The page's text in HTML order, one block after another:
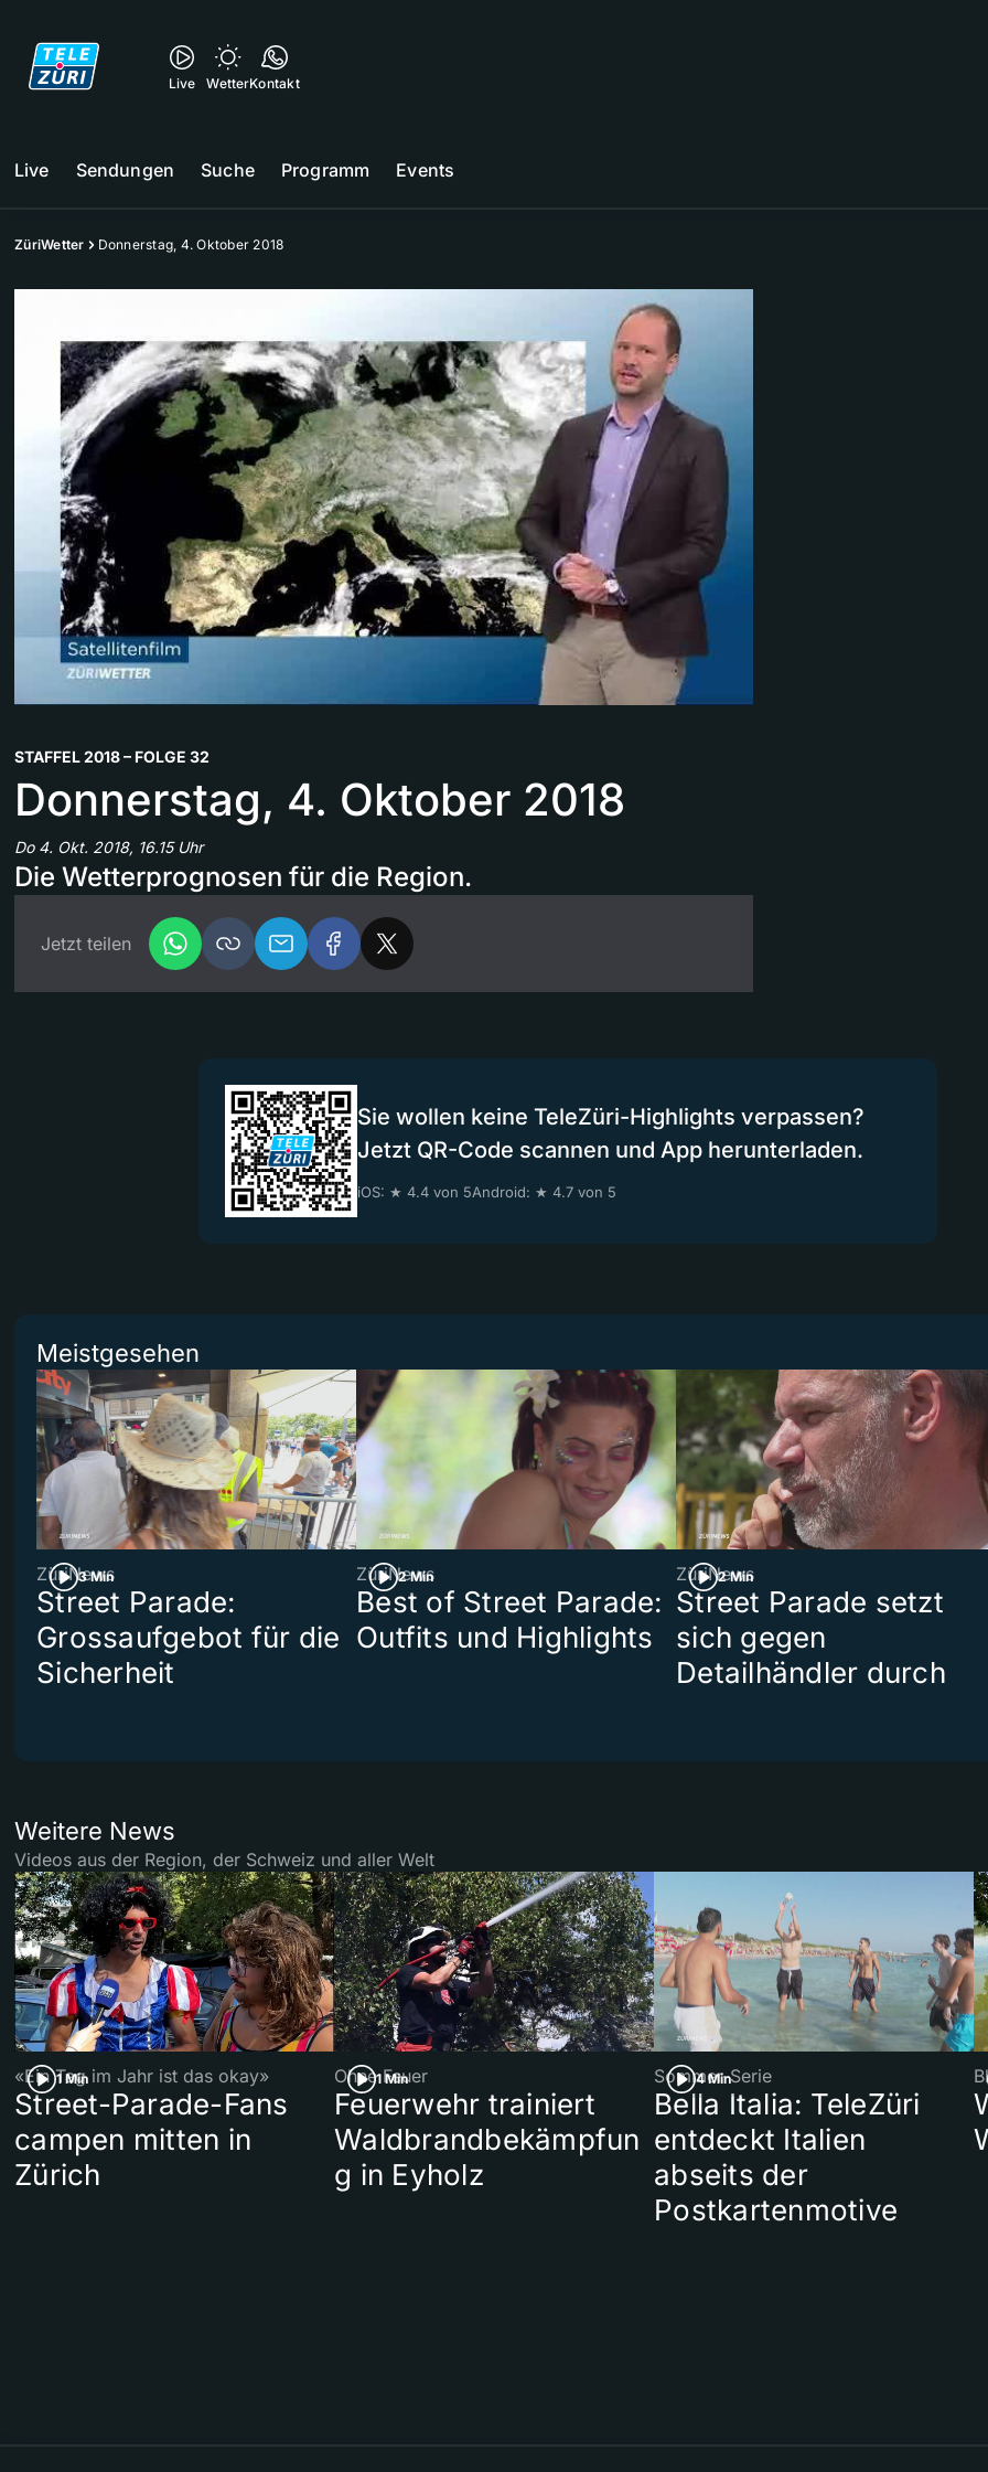
Live WetterKontakt
Live Sendungen Suche Programm Events
ZüriWetter Donnerstag, 4. Oktober 2018
STAFFEL 2018 – FOLGE 32
Donnerstag, 4. Oktober 2018
Do 4. Okt. 2018, 16.15 Uhr
Die Wetterprognosen für die Region.
Jetzt teilen
Sie wollen keine TeleZüri-Highlights verpassen?
Jetzt QR-Code scannen und App herunterladen.
iOS: ★ 4.4 von 5Android: ★ 4.7 von 5
Meistgesehen
3 Min
ZüriNews
Street Parade:
Grossaufgebot für die
Sicherheit
2 Min
ZüriNews
Best of Street Parade:
Outfits und Highlights
2 Min
ZüriNews
Street Parade setzt
sich gegen
Detailhändler durch
Weitere News
Videos aus der Region, der Schweiz und aller Welt
1 Min
«Ein Tag im Jahr ist das okay»
Street-Parade-Fans
campen mitten in
Zürich
1 Min
Ohne Feuer
Feuerwehr trainiert
Waldbrandbekämpfun
g in Eyholz
4 Min
Sommer-Serie
Bella Italia: TeleZüri
entdeckt Italien
abseits der
Postkartenmotive